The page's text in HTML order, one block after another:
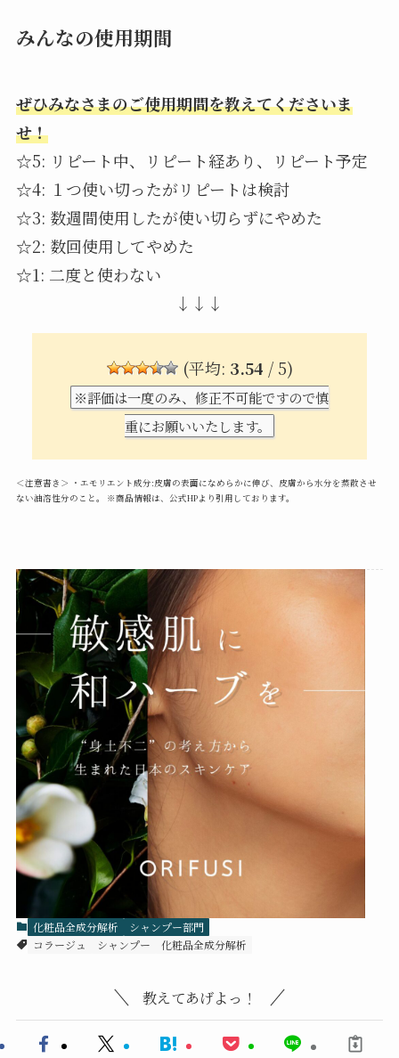
みんなの使用期間
ぜひみなさまのご使用期間を教えてくださいま
せ！
☆5: リピート中、リピート経あり、リピート予定
☆4: １つ使い切ったがリピートは検討
☆3: 数週間使用したが使い切らずにやめた
☆2: 数回使用してやめた
☆1: 二度と使わない
↓↓↓
(平均: 3.54 / 5)
※評価は一度のみ、修正不可能ですので慎
重にお願いいたします。
＜注意書き＞ ・エモリエント成分:皮膚の表面になめらかに伸び、皮膚から水分を蒸散させ
ない油溶性分のこと。 ※商品情報は、公式HPより引用しております。
化粧品全成分解析
シャンプー部門
コラージュ
シャンプー 化粧品全成分解析
教えてあげよっ！